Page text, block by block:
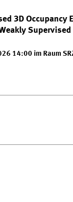
3D Occupancy
14:00 im Raum